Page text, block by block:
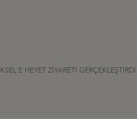
HEYET ZİYARETİ GERÇEKLEŞTİRDİ